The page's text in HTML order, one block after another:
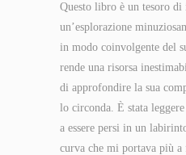
Questo libro è un tesoro
un’esplorazione
in modo coinvolgente del
rende una risorsa
di approfondire la sua
lo circonda. È stata
a essere persi in un
curva che mi portava più